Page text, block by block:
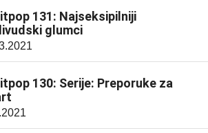
131: Najseksipilniji
glumci
130: Serije: Preporuke za